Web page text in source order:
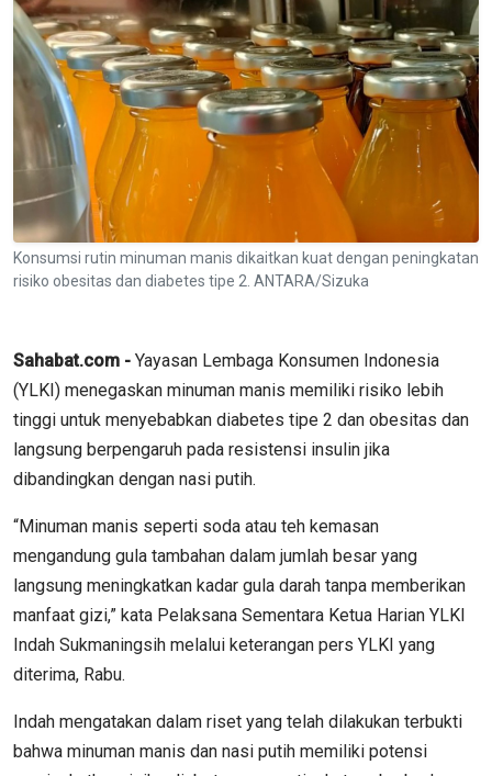
Konsumsi rutin minuman manis dikaitkan kuat dengan peningkatan
risiko obesitas dan diabetes tipe 2. ANTARA/Sizuka
Sahabat.com - Yayasan Lembaga Konsumen Indonesia
(YLKI) menegaskan minuman manis memiliki risiko lebih
tinggi untuk menyebabkan diabetes tipe 2 dan obesitas dan
langsung berpengaruh pada resistensi insulin jika
dibandingkan dengan nasi putih.
“Minuman manis seperti soda atau teh kemasan
mengandung gula tambahan dalam jumlah besar yang
langsung meningkatkan kadar gula darah tanpa memberikan
manfaat gizi,” kata Pelaksana Sementara Ketua Harian YLKI
Indah Sukmaningsih melalui keterangan pers YLKI yang
diterima, Rabu.
Indah mengatakan dalam riset yang telah dilakukan terbukti
bahwa minuman manis dan nasi putih memiliki potensi